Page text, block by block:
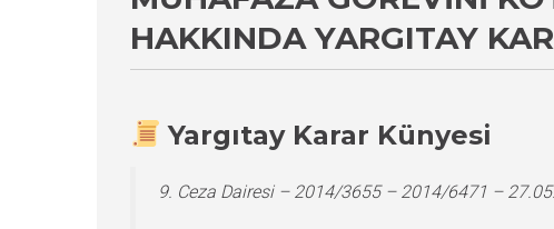
HAKKINDA YARGITAY
Yargıtay Karar Künyesi
9. Ceza Dairesi – 2014/3655 – 2014/6471 –